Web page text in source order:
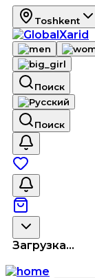
Toshkent
Поиск
Поиск
Загрузка...